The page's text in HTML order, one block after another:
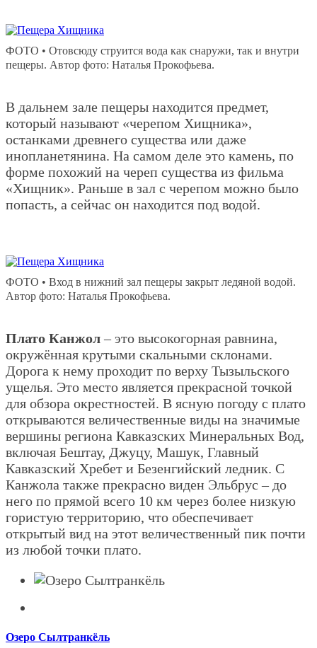
ФОТО • Отовсюду струится вода как снаружи, так и внутри
пещеры. Автор фото: Наталья Прокофьева.
В дальнем зале пещеры находится предмет,
который называют «черепом Хищника»,
останками древнего существа или даже
инопланетянина. На самом деле это камень, по
форме похожий на череп существа из фильма
«Хищник». Раньше в зал с черепом можно было
попасть, а сейчас он находится под водой.
ФОТО • Вход в нижний зал пещеры закрыт ледяной водой.
Автор фото: Наталья Прокофьева.
Плато Канжол– это высокогорная равнина,
окружённая крутыми скальными склонами.
Дорога к нему проходит по верху Тызыльского
ущелья. Это место является прекрасной точкой
для обзора окрестностей. В ясную погоду с плато
открываются величественные виды на значимые
вершины региона Кавказских Минеральных Вод,
включая Бештау, Джуцу, Машук, Главный
Кавказский Хребет и Безенгийский ледник. С
Канжола также прекрасно виден Эльбрус – до
него по прямой всего 10 км через более низкую
гористую территорию, что обеспечивает
открытый вид на этот величественный пик почти
из любой точки плато.
Озеро Сылтранкёль